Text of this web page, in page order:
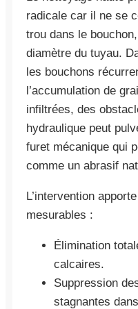
radicale car il ne se
trou dans le
diamètre du tuyau.
les bouchons
l’accumulation de
infiltrées, des
hydraulique peut
furet mécanique qui
comme un abrasif
L’intervention
mesurables :
Élimination
calcaires.
Suppression
stagnantes